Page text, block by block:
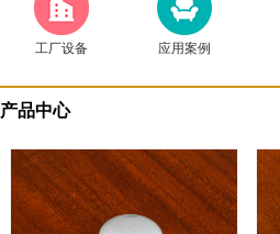
工厂设备 应用案例
产品中心